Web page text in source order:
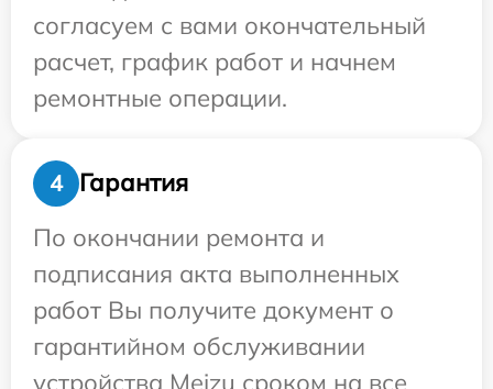
согласуем с вами окончательный
расчет, график работ и начнем
ремонтные операции.
4
Гарантия
По окончании ремонта и
подписания акта выполненных
работ Вы получите документ о
гарантийном обслуживании
устройства Meizu сроком на все